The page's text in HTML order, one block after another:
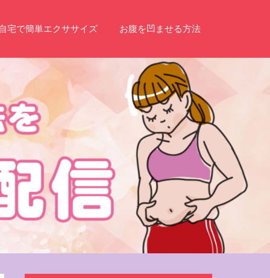
自宅で簡単エクササイズ お腹を凹ませる方法